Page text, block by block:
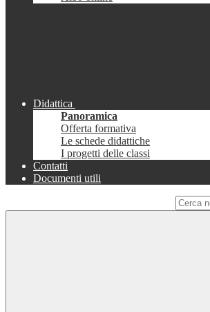
Didattica
Panoramica
Offerta formativa
Le schede didattiche
I progetti delle classi
Contatti
Documenti utili